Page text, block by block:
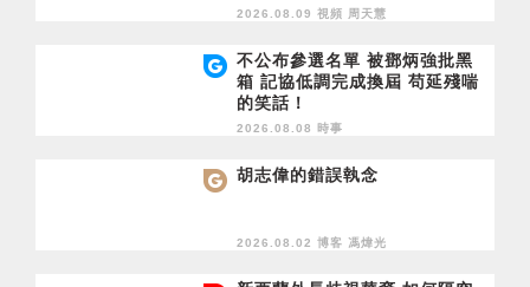
2026.08.09 視頻 周天慧
不公布參選名單 被鄧炳強批黑
箱 記協低調完成換屆 苟延殘喘
的笑話！
2026.08.08 時事
胡志偉的錯誤執念
2026.08.02 博客 馮煒光